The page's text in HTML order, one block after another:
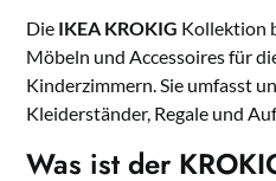
Die IKEA KROKIG Kollektion
Möbeln und Accessoires für
Kinderzimmern. Sie umfasst
Kleiderständer, Regale und
Was ist der